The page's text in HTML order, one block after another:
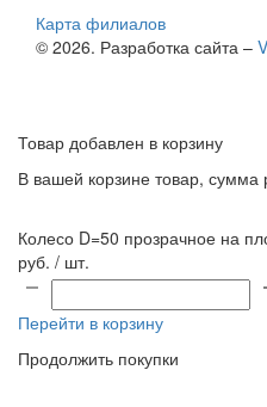
Карта филиалов
© 2026. Разработка сайта –
Товар добавлен в корзину
В вашей корзине товар, сумма
Колесо D=50 прозрачное на
руб. / шт.
Перейти в корзину
Продолжить покупки